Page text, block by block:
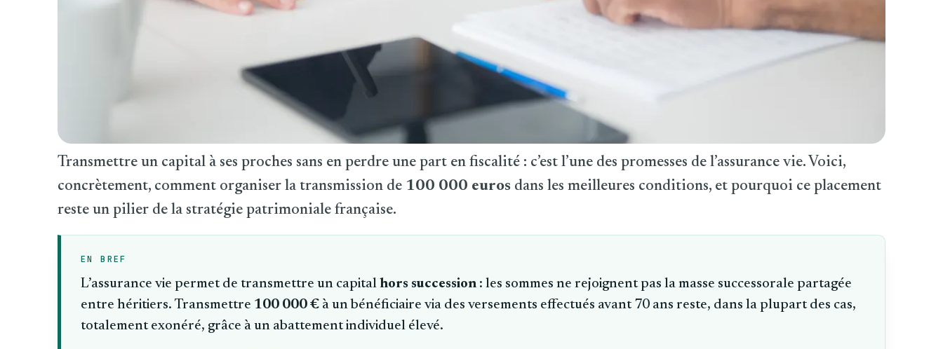
Transmettre un capital à ses proches sans en perdre une part en fiscalité : c’est l’une des promesses de l’assurance vie. Voici,
concrètement, comment organiser la transmission de 100 000 euros dans les meilleures conditions, et pourquoi ce placement
reste un pilier de la stratégie patrimoniale française.
EN BREF
L’assurance vie permet de transmettre un capital hors succession : les sommes ne rejoignent pas la masse successorale partagée
entre héritiers. Transmettre 100 000 € à un bénéficiaire via des versements effectués avant 70 ans reste, dans la plupart des cas,
totalement exonéré, grâce à un abattement individuel élevé.